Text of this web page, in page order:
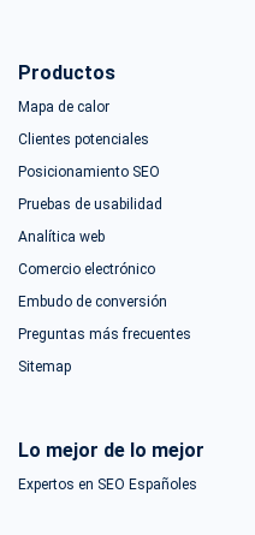
Productos
Mapa de calor
Clientes potenciales
Posicionamiento SEO
Pruebas de usabilidad
Analítica web
Comercio electrónico
Embudo de conversión
Preguntas más frecuentes
Sitemap
Lo mejor de lo mejor
Expertos en SEO Españoles